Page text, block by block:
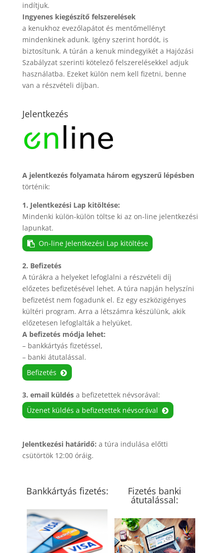
indítjuk.
Ingyenes kiegészítő felszerelések
a kenukhoz evezőlapátot és mentőmellényt
mindenkinek adunk. Igény szerint hordót, is
biztosítunk. A túrán a kenuk mindegyikét a Hajózási
Szabályzat szerinti kötelező felszerelésekkel adjuk
használatba. Ezeket külön nem kell fizetni, benne
van a részvételi díjban.
Jelentkezés
A jelentkezés folyamata három egyszerű lépésben
történik:
1. Jelentkezési Lap kitöltése:
Mindenki külön-külön töltse ki az on-line jelentkezési
lapunkat.
On-line Jelentkezési Lap kitöltése
2. Befizetés
A túrákra a helyeket lefoglalni a részvételi díj
előzetes befizetésével lehet. A túra napján helyszíni
befizetést nem fogadunk el. Ez egy eszközigényes
kültéri program. Arra a létszámra készülünk, akik
előzetesen lefoglalták a helyüket.
A befizetés módja lehet:
– bankkártyás fizetéssel,
– banki átutalással.
Befizetés
3. email küldésa befizetettek névsorával:
Üzenet küldés a befizetettek névsorával
Jelentkezési határidő: a túra indulása előtti
csütörtök 12:00 óráig.
Bankkártyás fizetés: Fizetés banki
átutalással: